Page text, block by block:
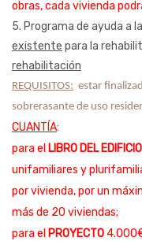
obras, cada vivienda
5. Programa de ayuda a
existente para la
rehabilitación
REQUISITOS: estar
sobrerasante de uso
CUANTÍA:
para el LIBRO DEL EDIFICIO
unifamiliares y
por vivienda, por un
más de 20 viviendas;
para el PROYECTO4.0